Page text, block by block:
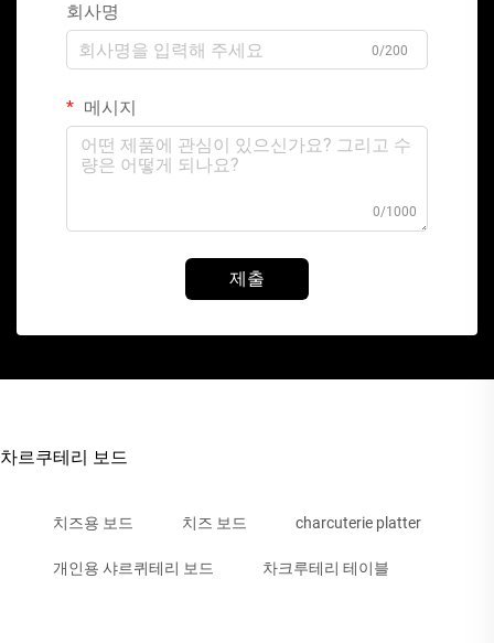
회사명
0/200
메시지
0/1000
제출
차르쿠테리 보드
치즈용 보드 치즈 보드 charcuterie platter
개인용 샤르퀴테리 보드 차크루테리 테이블